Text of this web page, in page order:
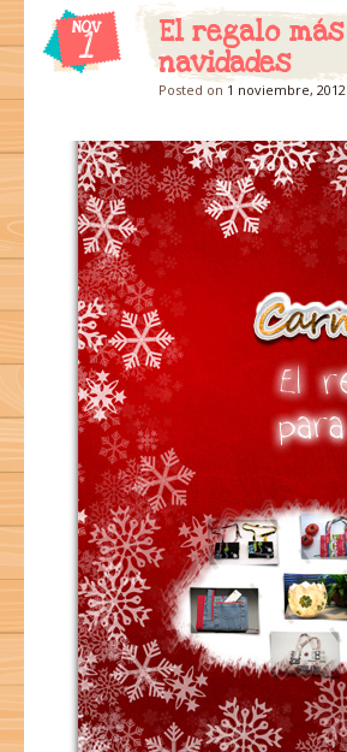
NOV
1
El regalo
navidades
Posted on 1 noviembre, 2012